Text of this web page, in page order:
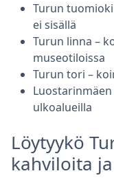
Turun
ei sisällä
Turun linna –
museotiloissa
Turun tori –
ulkoalueilla
Löytyykö
kahviloita